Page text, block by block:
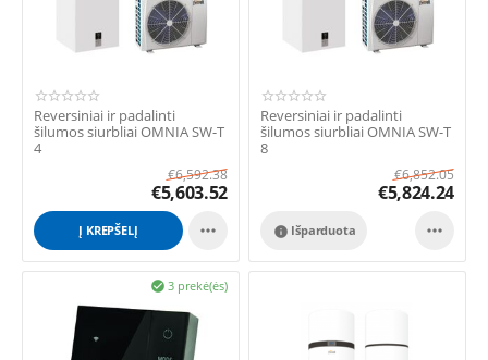
Reversiniai ir padalinti
šilumos siurbliai OMNIA SW-T
4
€6,592.38
€5,603.52
Į KREPŠELĮ 
Reversiniai ir padalinti
šilumos siurbliai OMNIA SW-T
8
€6,852.05
€5,824.24
Išparduota
 
3 prekė(ės)
